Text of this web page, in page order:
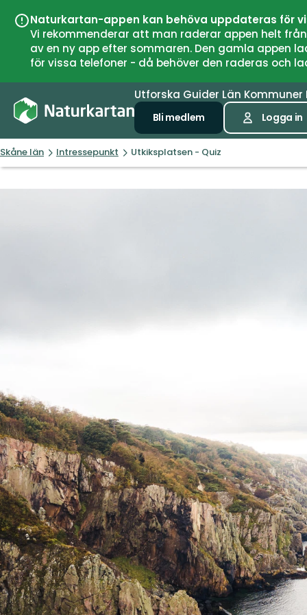
Naturkartan-appen kan behöva uppdateras för
Vi rekommenderar att man raderar appen helt
av en ny app efter sommaren. Den gamla
för vissa telefoner - då behöver den raderas och
Utforska Guider Län Kommuner
Bli medlem Logga in
Skåne län Intressepunkt Utkiksplatsen - Quiz